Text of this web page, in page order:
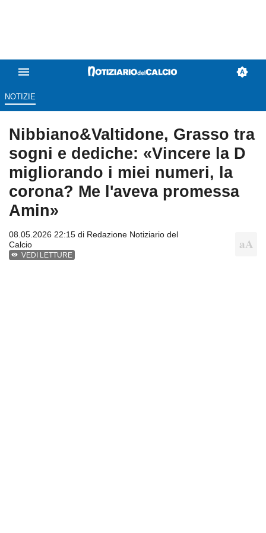
NOTIZIE
Nibbiano&Valtidone, Grasso tra
sogni e dediche: «Vincere la D
migliorando i miei numeri, la
corona? Me l'aveva promessa
Amin»
08.05.2026 22:15 di Redazione Notiziario del
Calcio
VEDI LETTURE